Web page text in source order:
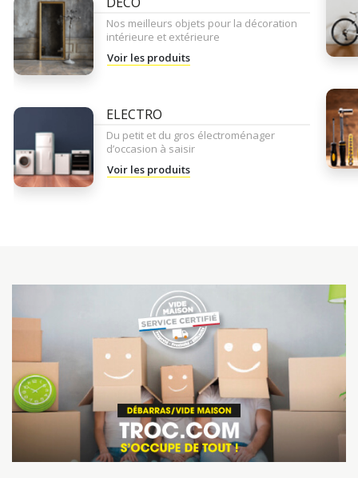
Nos meilleurs objets pour la décoration
intérieure et extérieure
Voir les produits
ELECTRO
Du petit et du gros électroménager
d’occasion à saisir
Voir les produits